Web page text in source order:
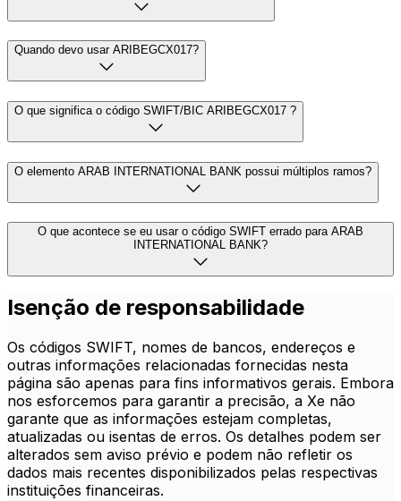
Quando devo usar ARIBEGCX017?
O que significa o código SWIFT/BIC ARIBEGCX017 ?
O elemento ARAB INTERNATIONAL BANK possui múltiplos ramos?
O que acontece se eu usar o código SWIFT errado para ARAB
INTERNATIONAL BANK?
Isenção de responsabilidade
Os códigos SWIFT, nomes de bancos, endereços e
outras informações relacionadas fornecidas nesta
página são apenas para fins informativos gerais. Embora
nos esforcemos para garantir a precisão, a Xe não
garante que as informações estejam completas,
atualizadas ou isentas de erros. Os detalhes podem ser
alterados sem aviso prévio e podem não refletir os
dados mais recentes disponibilizados pelas respectivas
instituições financeiras.